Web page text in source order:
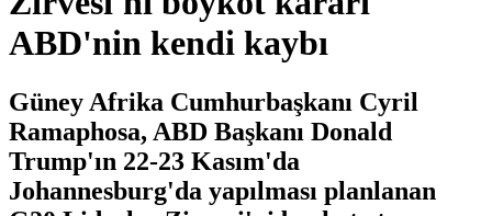
ABD'nin kendi kaybı
Güney Afrika Cumhurbaşkanı Cyril
Ramaphosa, ABD Başkanı Donald
Trump'ın 22-23 Kasım'da
Johannesburg'da yapılması planlanan